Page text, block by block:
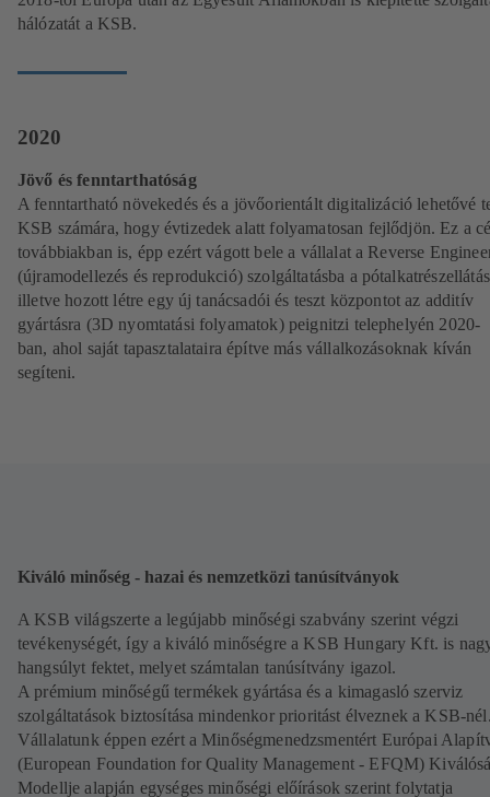
hálózatát a KSB.
2020
Jövő és fenntarthatóság
A fenntartható növekedés és a jövőorientált digitalizáció lehetővé
KSB számára, hogy évtizedek alatt folyamatosan fejlődjön. Ez a
továbbiakban is, épp ezért vágott bele a vállalat a Reverse
(újramodellezés és reprodukció) szolgáltatásba a
illetve hozott létre egy új tanácsadói és teszt központot az additív
gyártásra (3D nyomtatási folyamatok) peignitzi telephelyén 2020-
ban, ahol saját tapasztalataira építve más vállalkozásoknak kíván
segíteni.
Kiváló minőség - hazai és nemzetközi tanúsítványok
A KSB világszerte a legújabb minőségi szabvány szerint végzi
tevékenységét, így a kiváló minőségre a KSB Hungary Kft. is
hangsúlyt fektet, melyet számtalan tanúsítvány igazol.
A prémium minőségű termékek gyártása és a kimagasló szerviz
szolgáltatások biztosítása mindenkor prioritást élveznek a KSB-
Vállalatunk éppen ezért a Minőségmenedzsmentért Európai
(European Foundation for Quality Management - EFQM)
Modellje alapján egységes minőségi előírások szerint folytatja